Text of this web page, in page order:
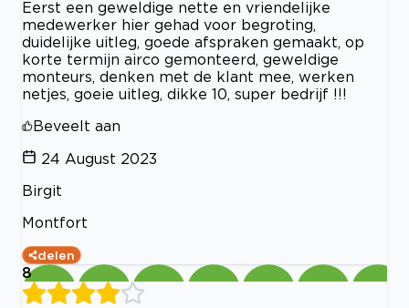
Eerst een geweldige nette en vriendelijke
medewerker hier gehad voor begroting,
duidelijke uitleg, goede afspraken gemaakt, op
korte termijn airco gemonteerd, geweldige
monteurs, denken met de klant mee, werken
netjes, goeie uitleg, dikke 10, super bedrijf !!!
Beveelt aan
24 August 2023
Birgit
Montfort
delen
8